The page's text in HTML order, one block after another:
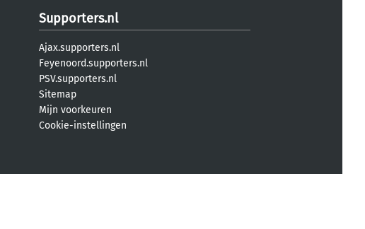
Supporters.nl
Ajax.supporters.nl
Feyenoord.supporters.nl
PSV.supporters.nl
Sitemap
Mijn voorkeuren
Cookie-instellingen